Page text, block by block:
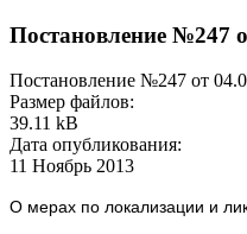
Постановление №247
Постановление №247 от
Размер файлов:
39.11 kB
Дата опубликования:
11 Ноябрь 2013
О мерах по локализации и